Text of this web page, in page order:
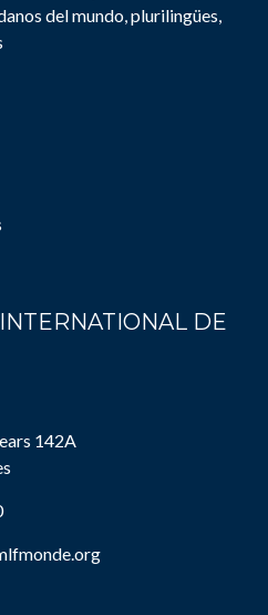
del mundo, plurilingües,
DE
142A